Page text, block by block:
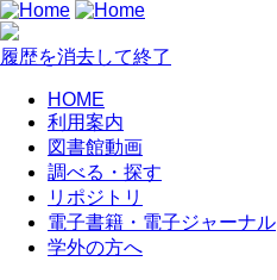
履歴を消去して終了
HOME
利用案内
図書館動画
調べる・探す
リポジトリ
電子書籍・電子ジャーナル
学外の方へ